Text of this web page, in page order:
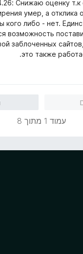
Снижаю оценку т.к
умер, а отклика
кого либо - нет.
возможность
заблоченных
это также
עמוד 1 מתוך 8